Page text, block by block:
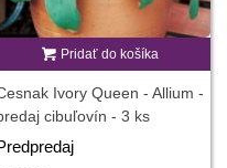
Pridať do košíka
Ivory Queen - Allium -
cibuľovín - 3 ks